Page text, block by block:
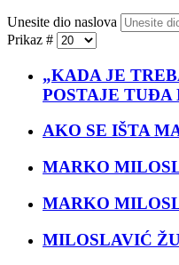
Unesite dio naslova
Prikaz #
„KADA JE
POSTAJE TUĐA
AKO SE IŠTA
MARKO
MARKO
MILOSLAVIĆ